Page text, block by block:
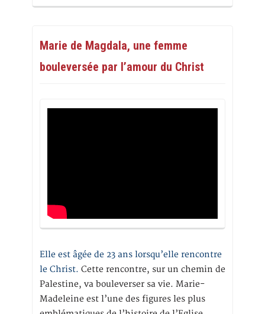
Marie de Magdala, une femme
bouleversée par l’amour du Christ
Elle est âgée de 23 ans lorsqu’elle rencontre
le Christ. Cette rencontre, sur un chemin de
Palestine, va bouleverser sa vie. Marie-
Madeleine est l’une des figures les plus